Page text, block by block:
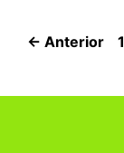
← Anterior 1